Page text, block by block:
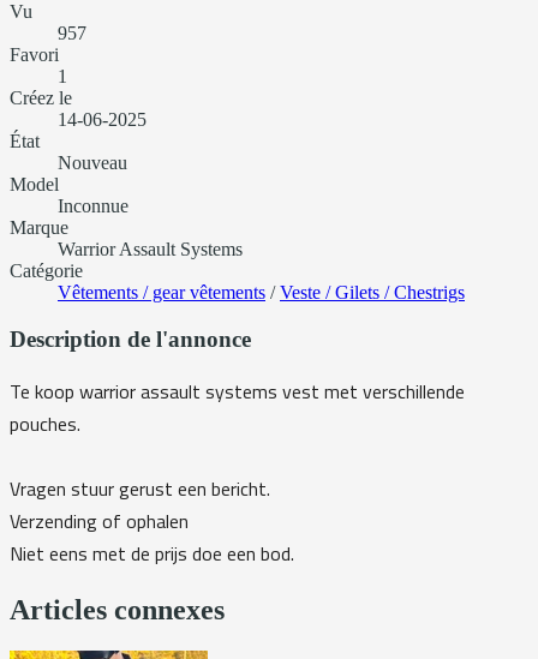
Vu
957
Favori
1
Créez le
14-06-2025
État
Nouveau
Model
Inconnue
Marque
Warrior Assault Systems
Catégorie
Vêtements / gear vêtements /Veste / Gilets / Chestrigs
Description de l'annonce
Te koop warrior assault systems vest met verschillende
pouches.
Vragen stuur gerust een bericht.
Verzending of ophalen
Niet eens met de prijs doe een bod.
Articles connexes